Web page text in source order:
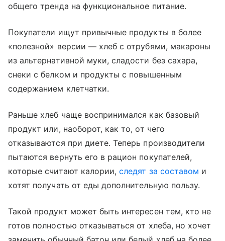
общего тренда на функциональное питание.
Покупатели ищут привычные продукты в более
«полезной» версии — хлеб с отрубями, макароны
из альтернативной муки, сладости без сахара,
снеки с белком и продукты с повышенным
содержанием клетчатки.
Раньше хлеб чаще воспринимался как базовый
продукт или, наоборот, как то, от чего
отказываются при диете. Теперь производители
пытаются вернуть его в рацион покупателей,
которые считают калории,следят за составом и
хотят получать от еды дополнительную пользу.
Такой продукт может быть интересен тем, кто не
готов полностью отказываться от хлеба, но хочет